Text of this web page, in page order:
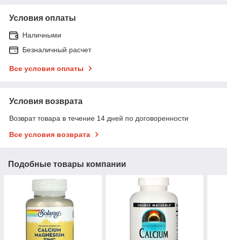
Условия оплаты
Наличными
Безналичный расчет
Все условия оплаты
Условия возврата
Возврат товара в течение 14 дней по договоренности
Все условия возврата
Подобные товары компании